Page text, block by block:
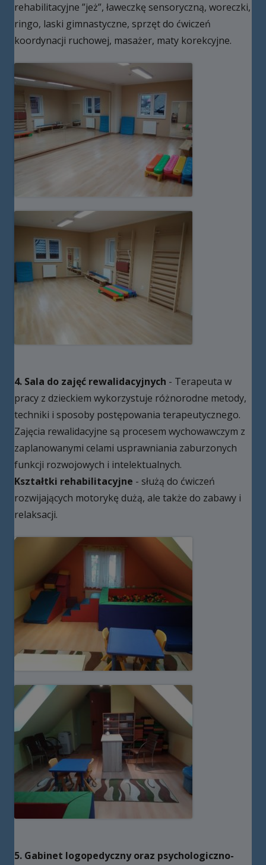
rehabilitacyjne ”jeż”, ławeczkę sensoryczną, woreczki,
ringo, laski gimnastyczne, sprzęt do ćwiczeń
koordynacji ruchowej, masażer, maty korekcyjne.
4. Sala do zajęć rewalidacyjnych - Terapeuta w
pracy z dzieckiem wykorzystuje różnorodne metody,
techniki i sposoby postępowania terapeutycznego.
Zajęcia rewalidacyjne są procesem wychowawczym z
zaplanowanymi celami usprawniania zaburzonych
funkcji rozwojowych i intelektualnych.
Kształtki rehabilitacyjne - służą do ćwiczeń
rozwijających motorykę dużą, ale także do zabawy i
relaksacji.
5. Gabinet logopedyczny oraz psychologiczno-